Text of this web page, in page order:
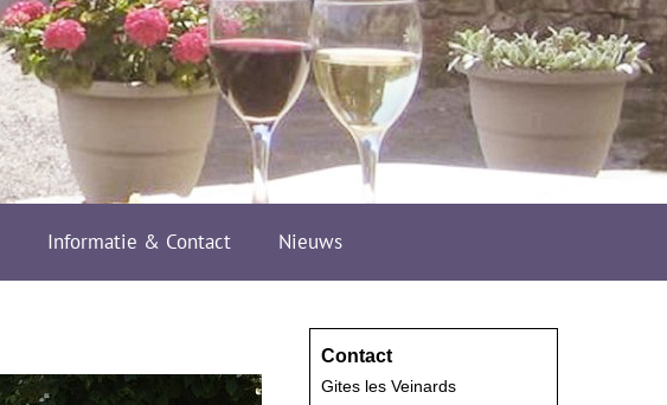
Contact
Gites les Veinards
Informatie & Contact Nieuws